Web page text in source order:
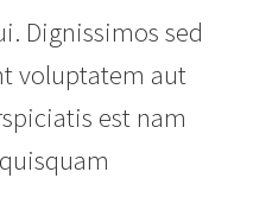
Dignissimos sed
voluptatem aut
est nam